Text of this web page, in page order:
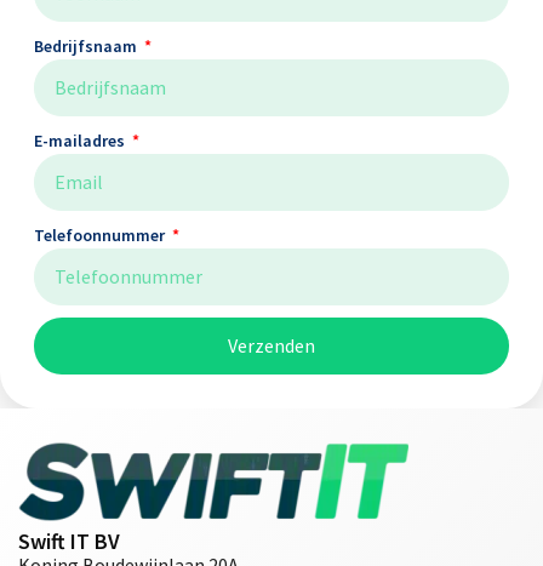
Bedrijfsnaam
E-mailadres
Telefoonnummer
Verzenden
Swift IT BV